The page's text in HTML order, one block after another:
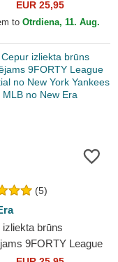
no New York
MLB no New Era
EUR 25,95
to Otrdiena, 11. Aug.
(5)
izliekta brūns
9FORTY League
no New York